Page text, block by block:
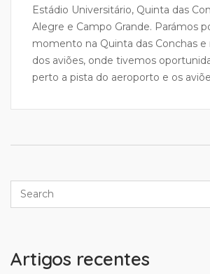
Estádio Universitário, Quinta das
Alegre e Campo Grande. Parámos
momento na Quinta das Conchas e
dos aviões, onde tivemos
perto a pista do aeroporto e os
Artigos recentes